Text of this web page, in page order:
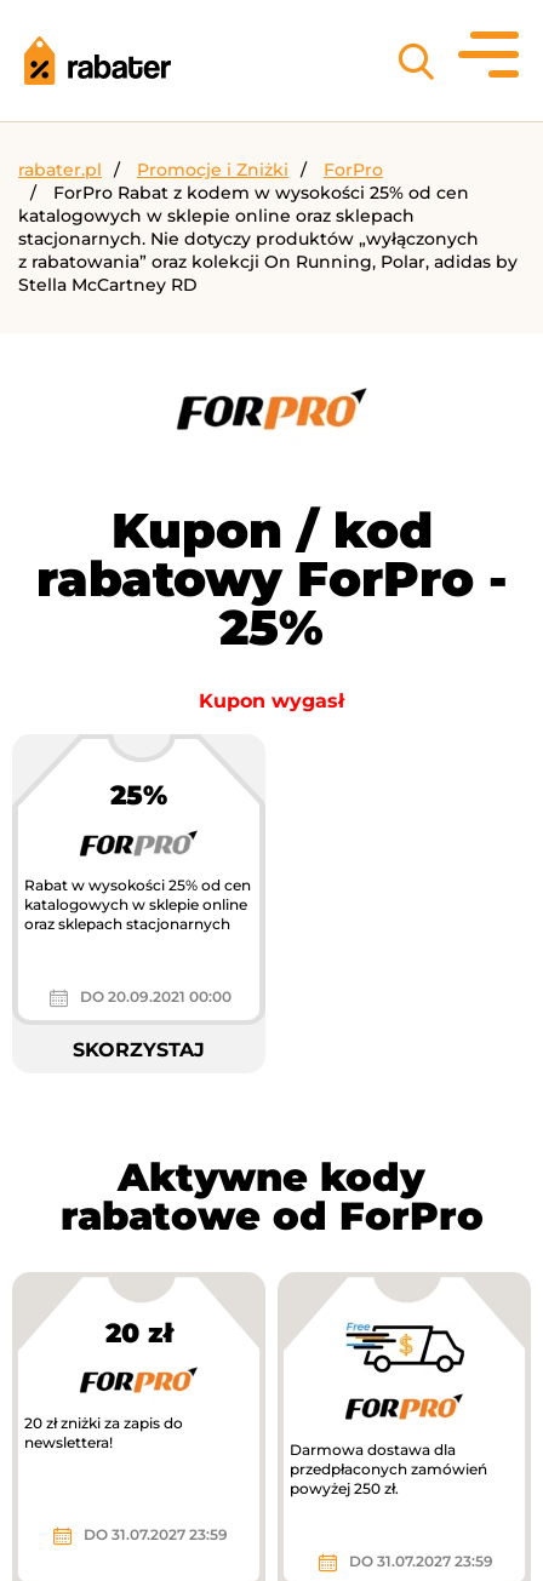
rabater.pl Promocje i Zniżki
ForPro
ForPro Rabat z kodem w wysokości 25% od cen
katalogowych w sklepie online oraz sklepach
stacjonarnych. Nie dotyczy produktów „wyłączonych
z rabatowania” oraz kolekcji On Running, Polar, adidas by
Stella McCartney RD
Kupon / kod
rabatowy ForPro -
25%
Kupon wygasł
25%
Rabat w wysokości 25% od cen
katalogowych w sklepie online
oraz sklepach stacjonarnych
DO 20.09.2021 00:00
Największa akcja
rabatowa w Polsce
SKORZYSTAJ
Aktywne kody
rabatowe od ForPro
20 zł
20 zł zniżki za zapis do
newslettera!
DO 31.07.2027 23:59
Darmowa dostawa dla
przedpłaconych zamówień
powyżej 250 zł.
DO 31.07.2027 23:59